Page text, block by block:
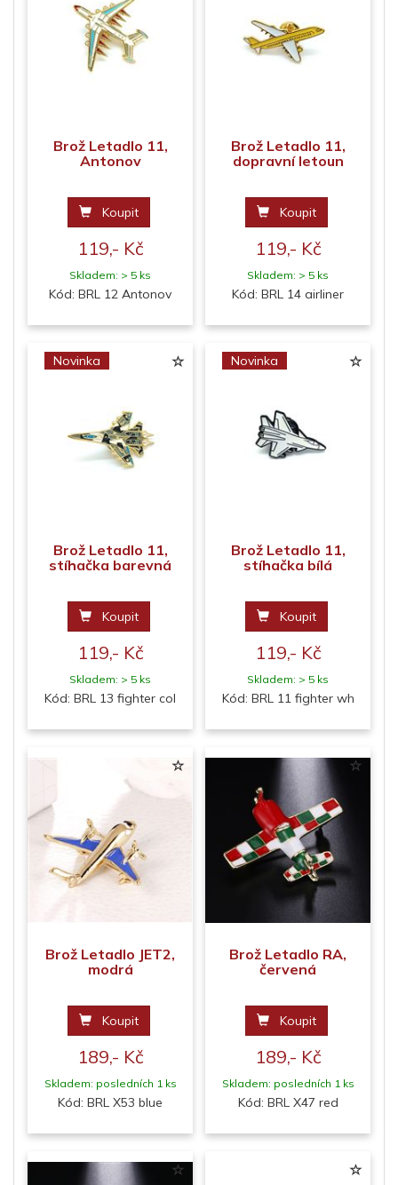
Brož Letadlo 11,
Antonov
Koupit
119,- Kč
Skladem: > 5 ks
Kód: BRL 12 Antonov
Brož Letadlo 11,
dopravní letoun
Koupit
119,- Kč
Skladem: > 5 ks
Kód: BRL 14 airliner
Novinka
Brož Letadlo 11,
stíhačka barevná
Koupit
119,- Kč
Skladem: > 5 ks
Kód: BRL 13 fighter col
Novinka
Brož Letadlo 11,
stíhačka bílá
Koupit
119,- Kč
Skladem: > 5 ks
Kód: BRL 11 fighter wh
Brož Letadlo JET2,
modrá
Koupit
189,- Kč
Skladem: posledních 1 ks
Kód: BRL X53 blue
Brož Letadlo RA,
červená
Koupit
189,- Kč
Skladem: posledních 1 ks
Kód: BRL X47 red